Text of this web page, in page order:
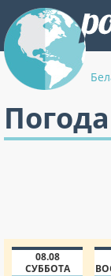
08.08
СУББОТА